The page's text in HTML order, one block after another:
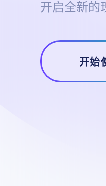
开启全新的
开始